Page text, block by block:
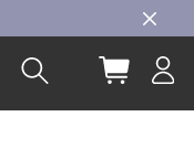
Buscar Mi